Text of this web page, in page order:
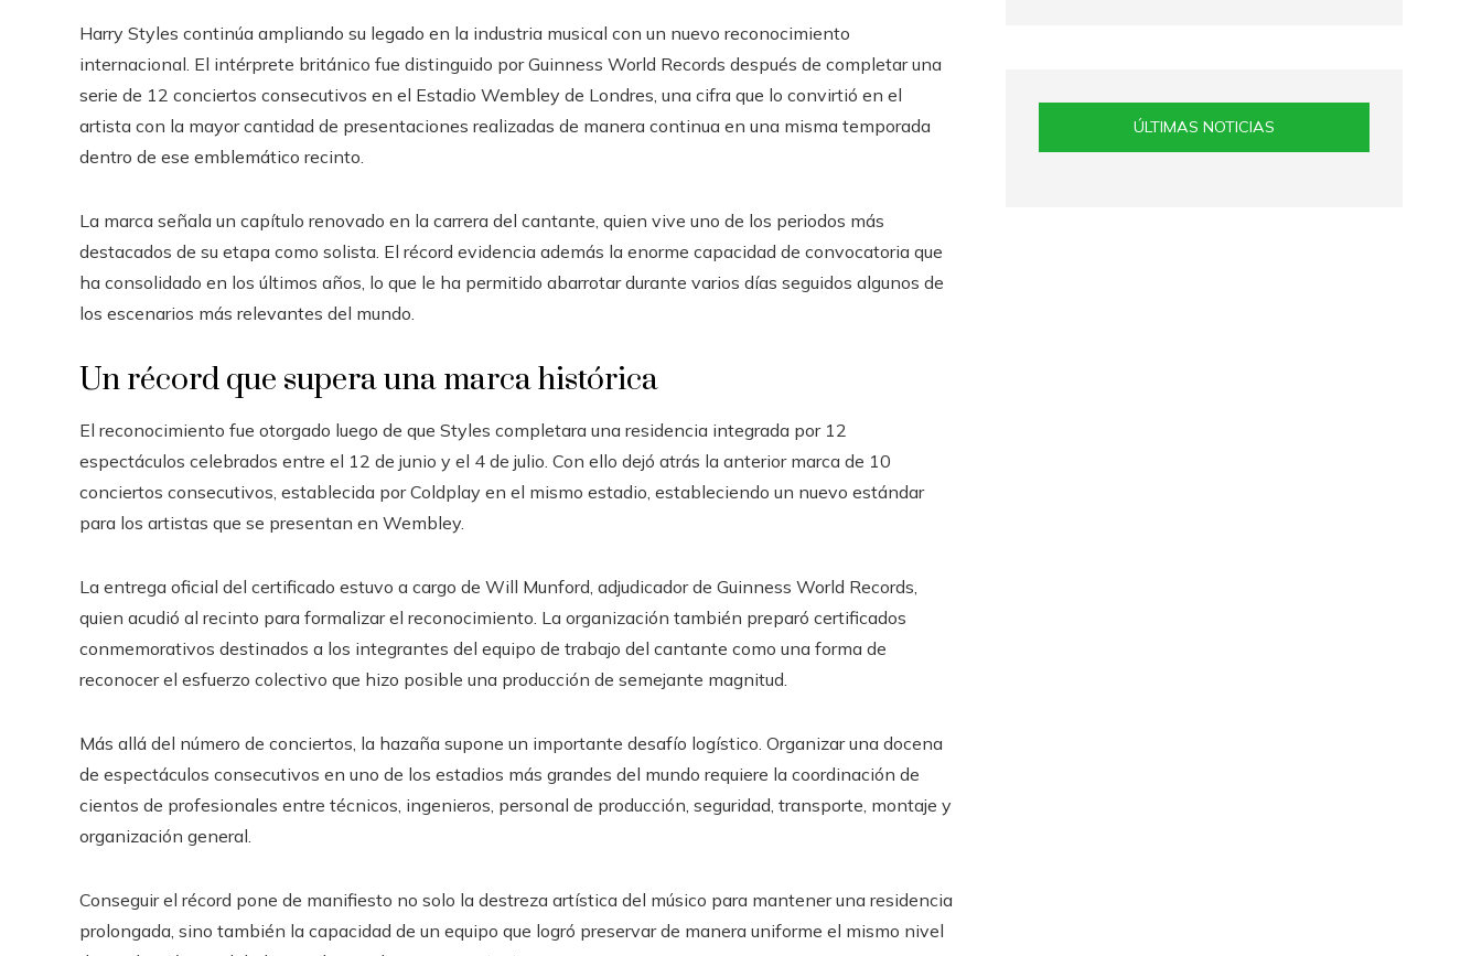
Harry Styles continúa ampliando su legado en la industria musical con un nuevo reconocimiento
internacional. El intérprete británico fue distinguido por Guinness World Records después de completar una
serie de 12 conciertos consecutivos en el Estadio Wembley de Londres, una cifra que lo convirtió en el
artista con la mayor cantidad de presentaciones realizadas de manera continua en una misma temporada
dentro de ese emblemático recinto.
La marca señala un capítulo renovado en la carrera del cantante, quien vive uno de los periodos más
destacados de su etapa como solista. El récord evidencia además la enorme capacidad de convocatoria que
ha consolidado en los últimos años, lo que le ha permitido abarrotar durante varios días seguidos algunos de
los escenarios más relevantes del mundo.
Un récord que supera una marca histórica
El reconocimiento fue otorgado luego de que Styles completara una residencia integrada por 12
espectáculos celebrados entre el 12 de junio y el 4 de julio. Con ello dejó atrás la anterior marca de 10
conciertos consecutivos, establecida por Coldplay en el mismo estadio, estableciendo un nuevo estándar
para los artistas que se presentan en Wembley.
La entrega oficial del certificado estuvo a cargo de Will Munford, adjudicador de Guinness World Records,
quien acudió al recinto para formalizar el reconocimiento. La organización también preparó certificados
conmemorativos destinados a los integrantes del equipo de trabajo del cantante como una forma de
reconocer el esfuerzo colectivo que hizo posible una producción de semejante magnitud.
Más allá del número de conciertos, la hazaña supone un importante desafío logístico. Organizar una docena
de espectáculos consecutivos en uno de los estadios más grandes del mundo requiere la coordinación de
cientos de profesionales entre técnicos, ingenieros, personal de producción, seguridad, transporte, montaje y
organización general.
Conseguir el récord pone de manifiesto no solo la destreza artística del músico para mantener una residencia
prolongada, sino también la capacidad de un equipo que logró preservar de manera uniforme el mismo nivel
ÚLTIMAS NOTICIAS